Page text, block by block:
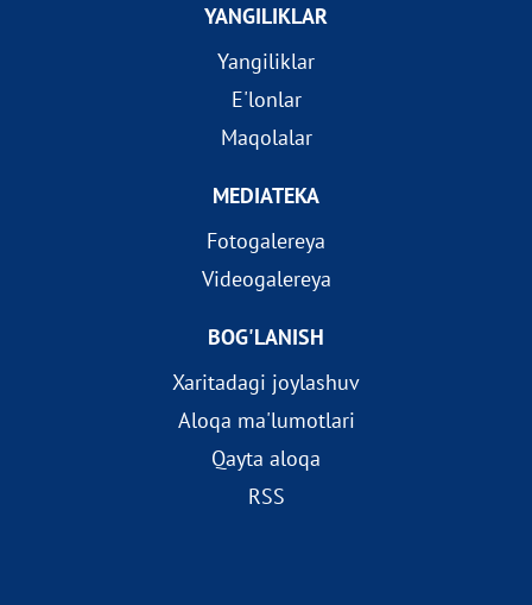
YANGILIKLAR
Yangiliklar
E'lonlar
Maqolalar
MEDIATEKA
Fotogalereya
Videogalereya
BOG'LANISH
Xaritadagi joylashuv
Aloqa ma'lumotlari
Qayta aloqa
RSS